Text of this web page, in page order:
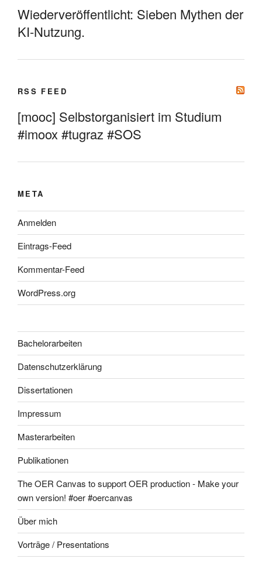
Wiederveröffentlicht: Sieben Mythen der
KI-Nutzung.
RSS FEED
[mooc] Selbstorganisiert im Studium
#imoox #tugraz #SOS
META
Anmelden
Eintrags-Feed
Kommentar-Feed
WordPress.org
Bachelorarbeiten
Datenschutzerklärung
Dissertationen
Impressum
Masterarbeiten
Publikationen
The OER Canvas to support OER production - Make your
own version! #oer #oercanvas
Über mich
Vorträge / Presentations